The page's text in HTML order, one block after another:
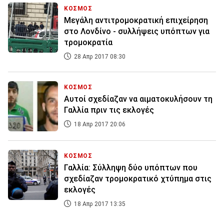
ΚΟΣΜΟΣ
Μεγάλη αντιτρομοκρατική επιχείρηση
στο Λονδίνο - συλλήψεις υπόπτων για
τρομοκρατία
28 Απρ 2017 08:30
ΚΟΣΜΟΣ
Αυτοί σχεδίαζαν να αιματοκυλήσουν τη
Γαλλία πριν τις εκλογές
18 Απρ 2017 20:06
ΚΟΣΜΟΣ
Γαλλία: Σύλληψη δύο υπόπτων που
σχεδίαζαν τρομοκρατικό χτύπημα στις
εκλογές
18 Απρ 2017 13:35